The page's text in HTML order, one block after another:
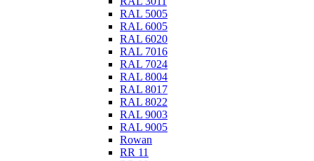
RAL 5005
RAL 6005
RAL 6020
RAL 7016
RAL 7024
RAL 8004
RAL 8017
RAL 8022
RAL 9003
RAL 9005
Rowan
RR 11